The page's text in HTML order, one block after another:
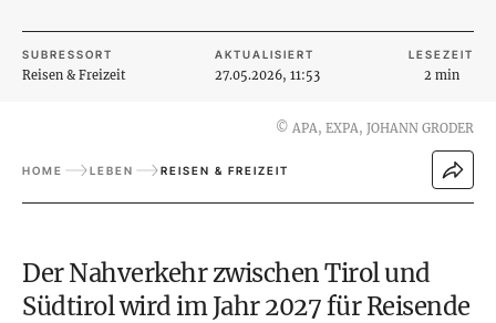
SUBRESSORT
Reisen & Freizeit
AKTUALISIERT
27.05.2026, 11:53
LESEZEIT
2 min
© APA, EXPA, JOHANN GRODER
HOME LEBEN REISEN & FREIZEIT
Der Nahverkehr zwischen Tirol und
Südtirol wird im Jahr 2027 für Reisende